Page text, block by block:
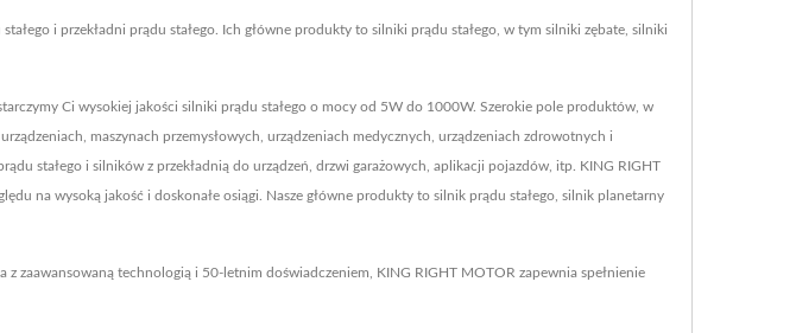
i przekładni prądu stałego. Ich główne produkty to silniki prądu stałego, w tym silniki zębate, silniki
Ci wysokiej jakości silniki prądu stałego o mocy od 5W do 1000W. Szerokie pole produktów, w
maszynach przemysłowych, urządzeniach medycznych, urządzeniach zdrowotnych i
stałego i silników z przekładnią do urządzeń, drzwi garażowych, aplikacji pojazdów, itp. KING RIGHT
na wysoką jakość i doskonałe osiągi. Nasze główne produkty to silnik prądu stałego, silnik planetarny
zaawansowaną technologią i 50-letnim doświadczeniem, KING RIGHT MOTOR zapewnia spełnienie